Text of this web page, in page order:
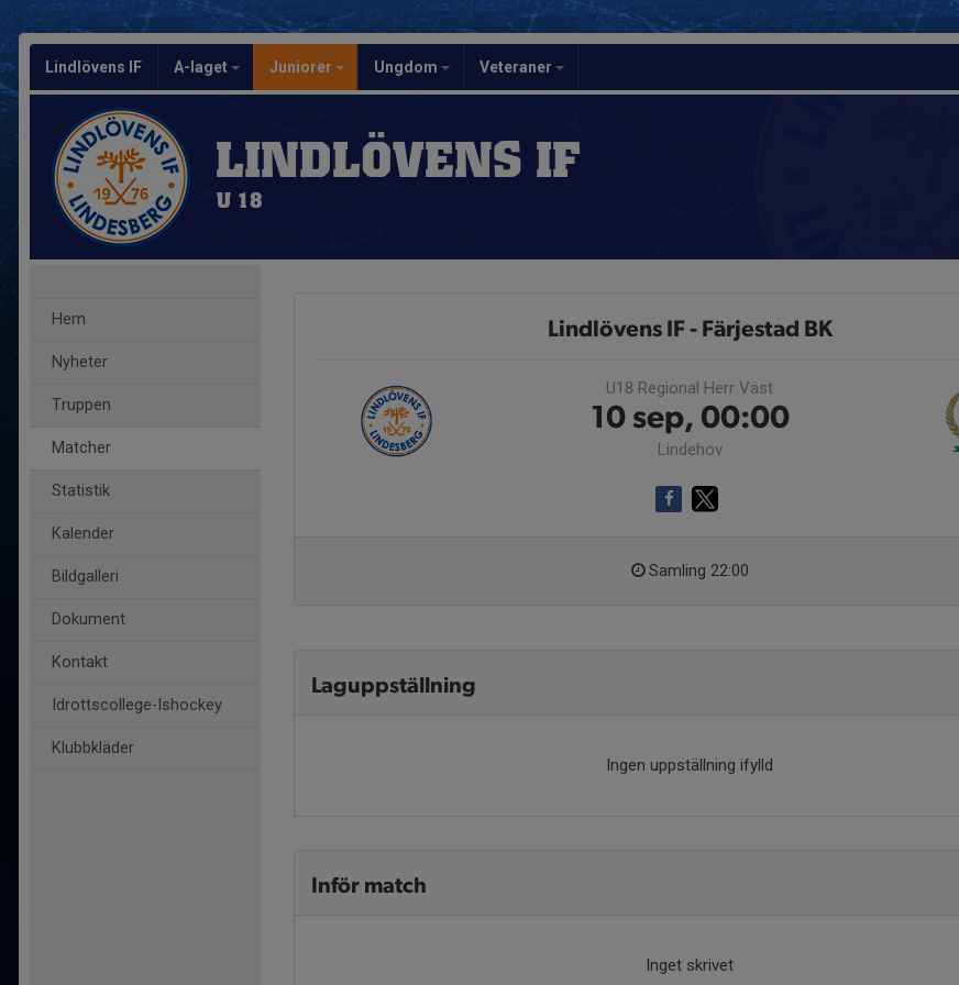
Lindlövens IF A-laget Juniorer Ungdom Veteraner
LINDLÖVENS IF
U 18
Hem
Nyheter
Truppen
Matcher
Statistik
Kalender
Bildgalleri
Dokument
Kontakt
Idrottscollege-Ishockey
Klubbkläder
Lindlövens IF - Färjestad BK
U18 Regional Herr Väst
10 sep, 00:00
Lindehov
Samling 22:00
Laguppställning
Ingen uppställning ifylld
Inför match
Inget skrivet